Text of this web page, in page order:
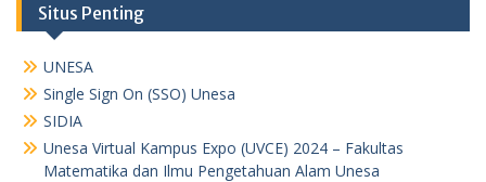
Situs Penting
UNESA
Single Sign On (SSO) Unesa
SIDIA
Unesa Virtual Kampus Expo (UVCE) 2024 – Fakultas
Matematika dan Ilmu Pengetahuan Alam Unesa